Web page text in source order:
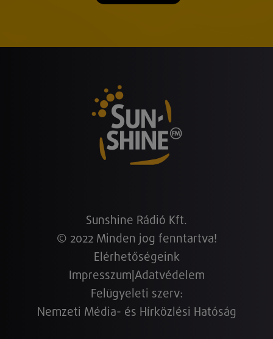
Sunshine Rádió Kft.
© 2022 Minden jog fenntartva!
Elérhetőségeink
Impresszum Adatvédelem
Felügyeleti szerv:
Nemzeti Média- és Hírközlési Hatóság